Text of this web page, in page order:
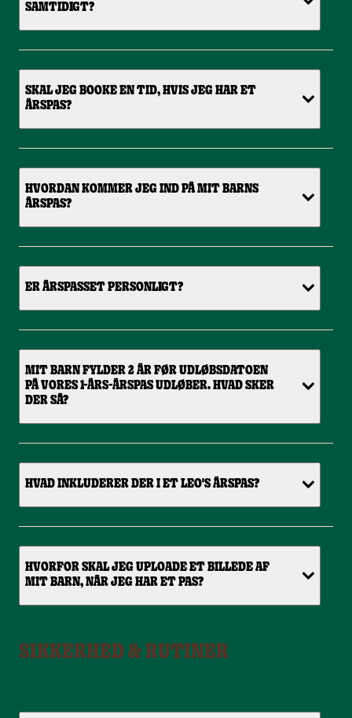
SAMTIDIGT?
SKAL JEG BOOKE EN TID, HVIS JEG HAR ET
ÅRSPAS?
HVORDAN KOMMER JEG IND PÅ MIT BARNS
ÅRSPAS?
ER ÅRSPASSET PERSONLIGT?
MIT BARN FYLDER 2 ÅR FØR UDLØBSDATOEN
PÅ VORES 1-ÅRS-ÅRSPAS UDLØBER. HVAD SKER
DER SÅ?
HVAD INKLUDERER DER I ET LEO'S ÅRSPAS?
HVORFOR SKAL JEG UPLOADE ET BILLEDE AF
MIT BARN, NÅR JEG HAR ET PAS?
SIKKERHED & RUTINER